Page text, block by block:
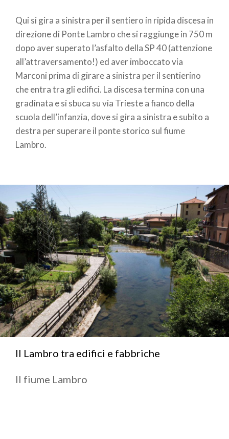
Qui si gira a sinistra per il sentiero in ripida discesa in
direzione di Ponte Lambro che si raggiunge in 750 m
dopo aver superato l’asfalto della SP 40 (attenzione
all’attraversamento!) ed aver imboccato via
Marconi prima di girare a sinistra per il sentierino
che entra tra gli edifici. La discesa termina con una
gradinata e si sbuca su via Trieste a fianco della
scuola dell’infanzia, dove si gira a sinistra e subito a
destra per superare il ponte storico sul fiume
Lambro.
Il Lambro tra edifici e fabbriche
Il fiume Lambro